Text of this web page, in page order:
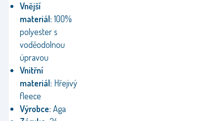
Vnější
materiál: 100%
polyester s
voděodolnou
úpravou
Vnitřní
materiál: Hřejivý
fleece
Výrobce: Aga